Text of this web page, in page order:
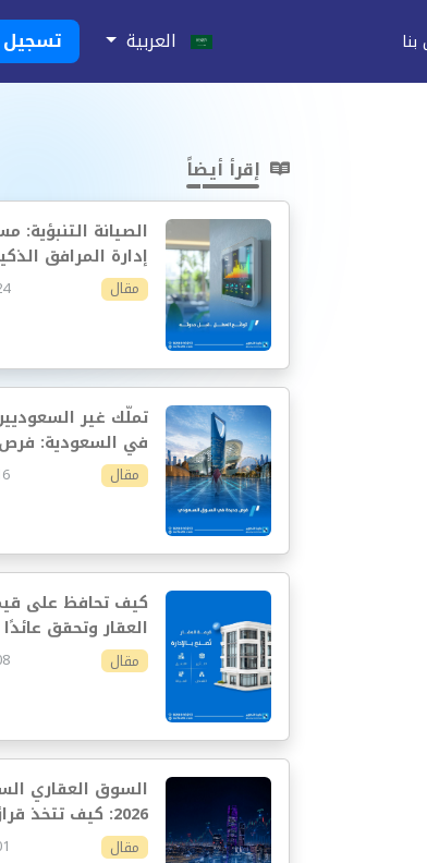
العربية تسجيل
إقرأ أيضاً
الصيانة التنبؤية:
إدارة المرافق
مقال
تملّك غير
في السعودية:
وإدارة أكثر
مقال
كيف تحافظ على
العقار وتحقق عائدًا
مستدامًا
مقال
السوق العقاري
2026: كيف تتخذ
استثماريًا أفضل
مقال